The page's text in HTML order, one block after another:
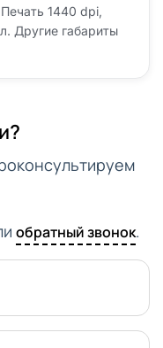
1440 dpi,
Другие габариты
обратный звонок.